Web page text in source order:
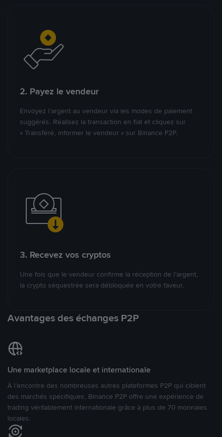
2. Payez le vendeur
Envoyez l’argent au vendeur via les modes de paiement
suggérés. Réalisez la transaction en fiat et cliquez sur
« Transféré, informer le vendeur » sur Binance P2P.
3. Recevez vos cryptos
Une fois que le vendeur confirme la réception de l’argent,
la crypto séquestrée sera débloquée en votre faveur.
Avantages des échanges P2P
Une marketplace locale et internationale
À l’encontre des nombreuses autres plateformes P2P qui ciblent
des marchés spécifiques, Binance P2P offre une expérience de
trading véritablement internationale grâce à plus de 70 monnaies
locales.